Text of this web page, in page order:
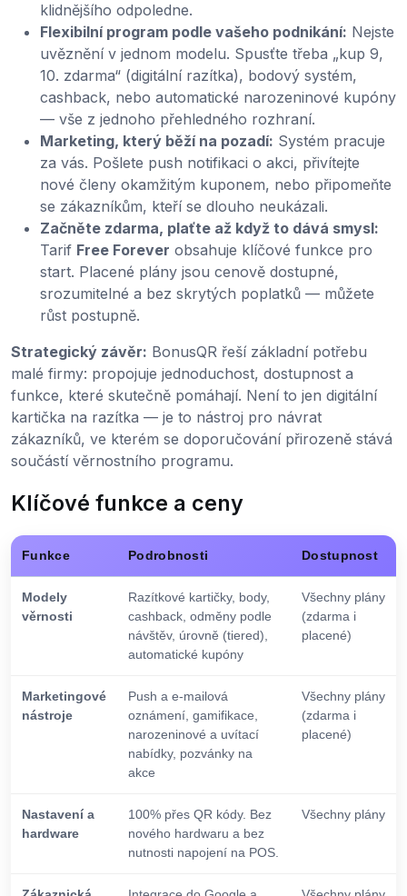
klidnějšího odpoledne.
Flexibilní program podle vašeho podnikání: Nejste
uvěznění v jednom modelu. Spusťte třeba „kup 9,
10. zdarma“ (digitální razítka), bodový systém,
cashback, nebo automatické narozeninové kupóny
— vše z jednoho přehledného rozhraní.
Marketing, který běží na pozadí: Systém pracuje
za vás. Pošlete push notifikaci o akci, přivítejte
nové členy okamžitým kuponem, nebo připomeňte
se zákazníkům, kteří se dlouho neukázali.
Začněte zdarma, plaťte až když to dává smysl:
Tarif Free Forever obsahuje klíčové funkce pro
start. Placené plány jsou cenově dostupné,
srozumitelné a bez skrytých poplatků — můžete
růst postupně.
Strategický závěr: BonusQR řeší základní potřebu
malé firmy: propojuje jednoduchost, dostupnost a
funkce, které skutečně pomáhají. Není to jen digitální
kartička na razítka — je to nástroj pro návrat
zákazníků, ve kterém se doporučování přirozeně stává
součástí věrnostního programu.
Klíčové funkce a ceny
Funkce Podrobnosti Dostupnost
Modely
věrnosti
Razítkové kartičky, body,
cashback, odměny podle
návštěv, úrovně (tiered),
automatické kupóny
Všechny plány
(zdarma i
placené)
Marketingové
nástroje
Push a e-mailová
oznámení, gamifikace,
narozeninové a uvítací
nabídky, pozvánky na
akce
Všechny plány
(zdarma i
placené)
Nastavení a
hardware
100% přes QR kódy. Bez
nového hardwaru a bez
nutnosti napojení na POS.
Všechny plány